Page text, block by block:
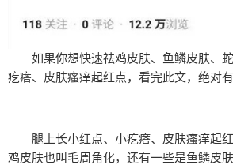
如果你想快速祛鸡皮肤、鱼鳞皮肤、
疙瘩、皮肤瘙痒起红点，看完此文，绝对有
腿上长小红点、小疙瘩、皮肤瘙痒起
鸡皮肤也叫毛周角化，还有一些是鱼鳞皮